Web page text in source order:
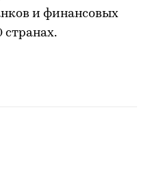
и финансовых
странах.